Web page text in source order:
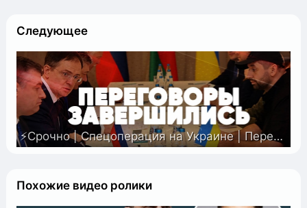
Следующее
⚡️Срочно | Спецоперация на Украине | Переговоры в Гомеле | Что происходит | Спецэфир
Похожие видео ролики